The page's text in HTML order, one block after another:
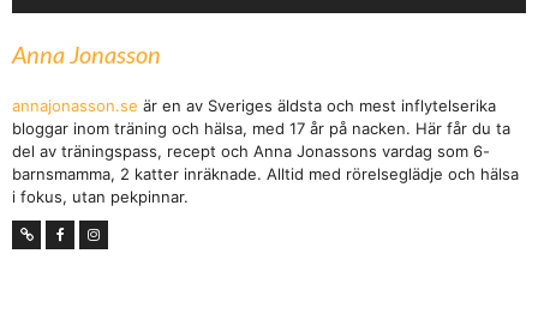
Anna Jonasson
annajonasson.se är en av Sveriges äldsta och mest inflytelserika
bloggar inom träning och hälsa, med 17 år på nacken. Här får du ta
del av träningspass, recept och Anna Jonassons vardag som 6-
barnsmamma, 2 katter inräknade. Alltid med rörelseglädje och hälsa
i fokus, utan pekpinnar.